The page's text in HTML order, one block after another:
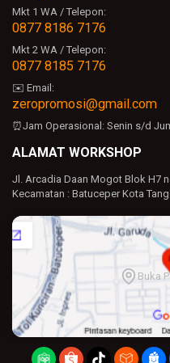
Mkt 1 WA / Telepon:
0877 8186 7176
Mkt 2 WA / Telepon:
0877 8185 7176
✉️ Email:
zeropromosi@gmail.com
⏰Jam Operasional: Senin s/d
ALAMAT WORKSHOP
Jl. Arcadia Daan Mogot Blok H7
Kecamatan : Batuceper Kota
Buka